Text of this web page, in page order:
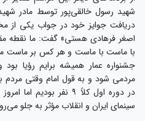
شهید رسول خالقی‌پور توسط مادر
دریافت جوایز خود در جواب یکی از
اصغر فرهادی هستی» گفت: ما نقطه
با ماست با ماست و هر کس بر ماست
جشنواره عمار همیشه برایم رؤیا
مردمی شود و به قول امام وقتی
در دوره اول کلاً ۹ نفر
سینمای ایران و انقلاب مؤثر به جلو